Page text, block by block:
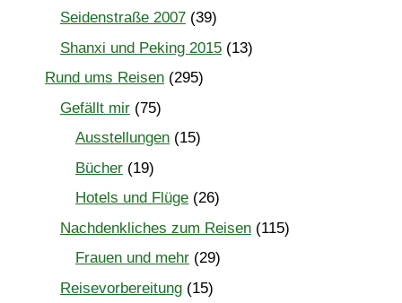
Seidenstraße 2007 (39)
Shanxi und Peking 2015 (13)
Rund ums Reisen (295)
Gefällt mir (75)
Ausstellungen (15)
Bücher (19)
Hotels und Flüge (26)
Nachdenkliches zum Reisen (115)
Frauen und mehr (29)
Reisevorbereitung (15)